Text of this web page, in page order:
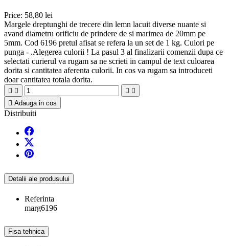
Price: 58,80 lei
Margele dreptunghi de trecere din lemn lacuit diverse nuante si
avand diametru orificiu de prindere de si marimea de 20mm pe
5mm. Cod 6196 pretul afisat se refera la un set de 1 kg. Culori pe
punga - .Alegerea culorii ! La pasul 3 al finalizarii comenzii dupa ce
selectati curierul va rugam sa ne scrieti in campul de text culoarea
dorita si cantitatea aferenta culorii. In cos va rugam sa introduceti
doar cantitatea totala dorita.
   
 Adauga in cos
Distribuiti
Detalii ale produsului
Referinta
marg6196
Fisa tehnica